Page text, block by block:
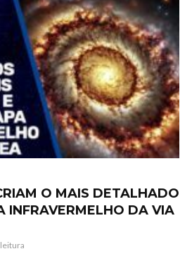
O MAIS DETALHADO
INFRAVERMELHO DA VIA